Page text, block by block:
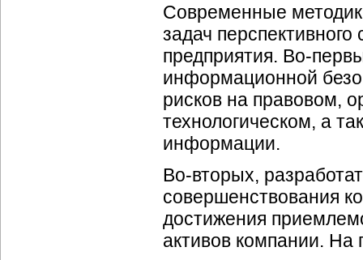
Современные
задач перспективного
предприятия. Во-
информационной
рисков на правовом,
технологическом, а
информации.
Во-вторых,
совершенствования
достижения
активов компании. На